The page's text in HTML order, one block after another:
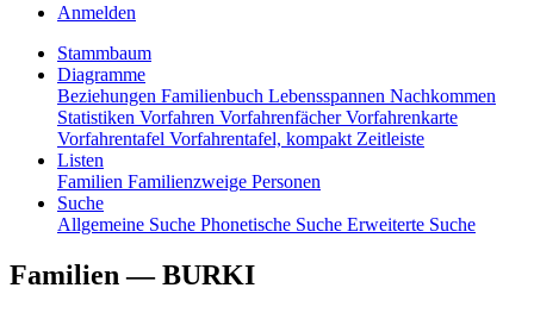
Anmelden
Stammbaum
Diagramme
Beziehungen Familienbuch Lebensspannen Nachkommen
Statistiken Vorfahren VorfahrenfächerVorfahrenkarte
Vorfahrentafel Vorfahrentafel, kompakt Zeitleiste
Listen
Familien Familienzweige Personen
Suche
Allgemeine Suche Phonetische Suche Erweiterte Suche
Familien —BURKI